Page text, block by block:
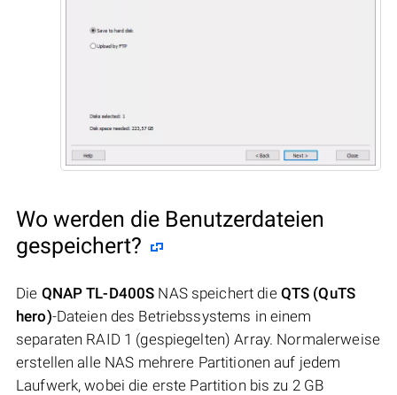
Wo werden die Benutzerdateien
gespeichert?
Die QNAP TL-D400S NAS speichert die QTS (QuTS
hero)-Dateien des Betriebssystems in einem
separaten RAID 1 (gespiegelten) Array. Normalerweise
erstellen alle NAS mehrere Partitionen auf jedem
Laufwerk, wobei die erste Partition bis zu 2 GB